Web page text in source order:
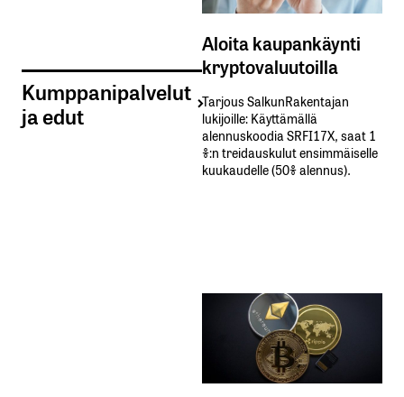
Kumppanipalvelut
ja edut
Aloita kaupankäynti
kryptovaluutoilla
Tarjous SalkunRakentajan
lukijoille: Käyttämällä​ ​
alennuskoodia​ ​SRFI17X,​ ​saat​ ​1
%:n treidauskulut​ ​ensimmäiselle​ ​
kuukaudelle​ ​(50%​ ​alennus).